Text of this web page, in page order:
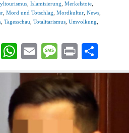
Islamisierung Merkelstote
Mord und Totschlag Mordkultur News
Tagesschau Totalitarismus Umvolkung
Tumblr
WhatsApp
EmailMessage
Print